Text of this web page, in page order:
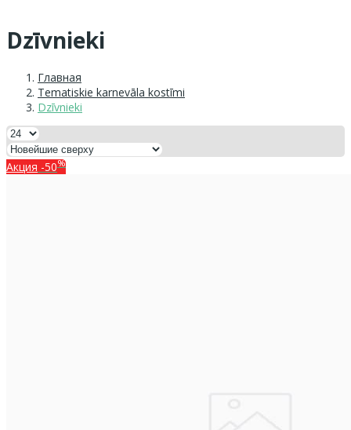
Dzīvnieki
Главная
Tematiskie karnevāla kostīmi
Dzīvnieki
Акция -50%